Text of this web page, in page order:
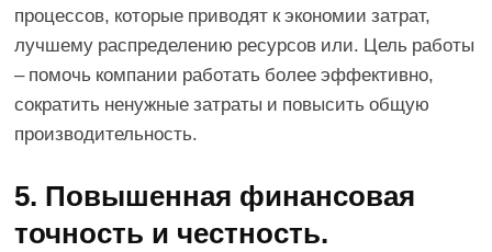
процессов, которые приводят к экономии затрат,
лучшему распределению ресурсов или. Цель работы
– помочь компании работать более эффективно,
сократить ненужные затраты и повысить общую
производительность.
5. Повышенная финансовая
точность и честность.